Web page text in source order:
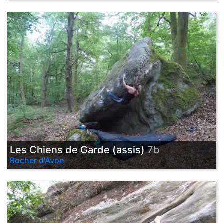
Les Chiens de Garde (assis)7b
Rocher d'Avon